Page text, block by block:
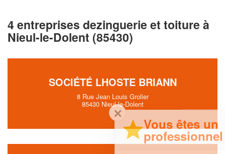
4 entreprises dezinguerie et toiture à
Nieul-le-Dolent (85430)
SOCIÉTÉ LHOSTE BRIANN
8 Rue Jean Louis Grolier
85430 Nieul-le-Dolent
Vous êtes un
professionnel ?